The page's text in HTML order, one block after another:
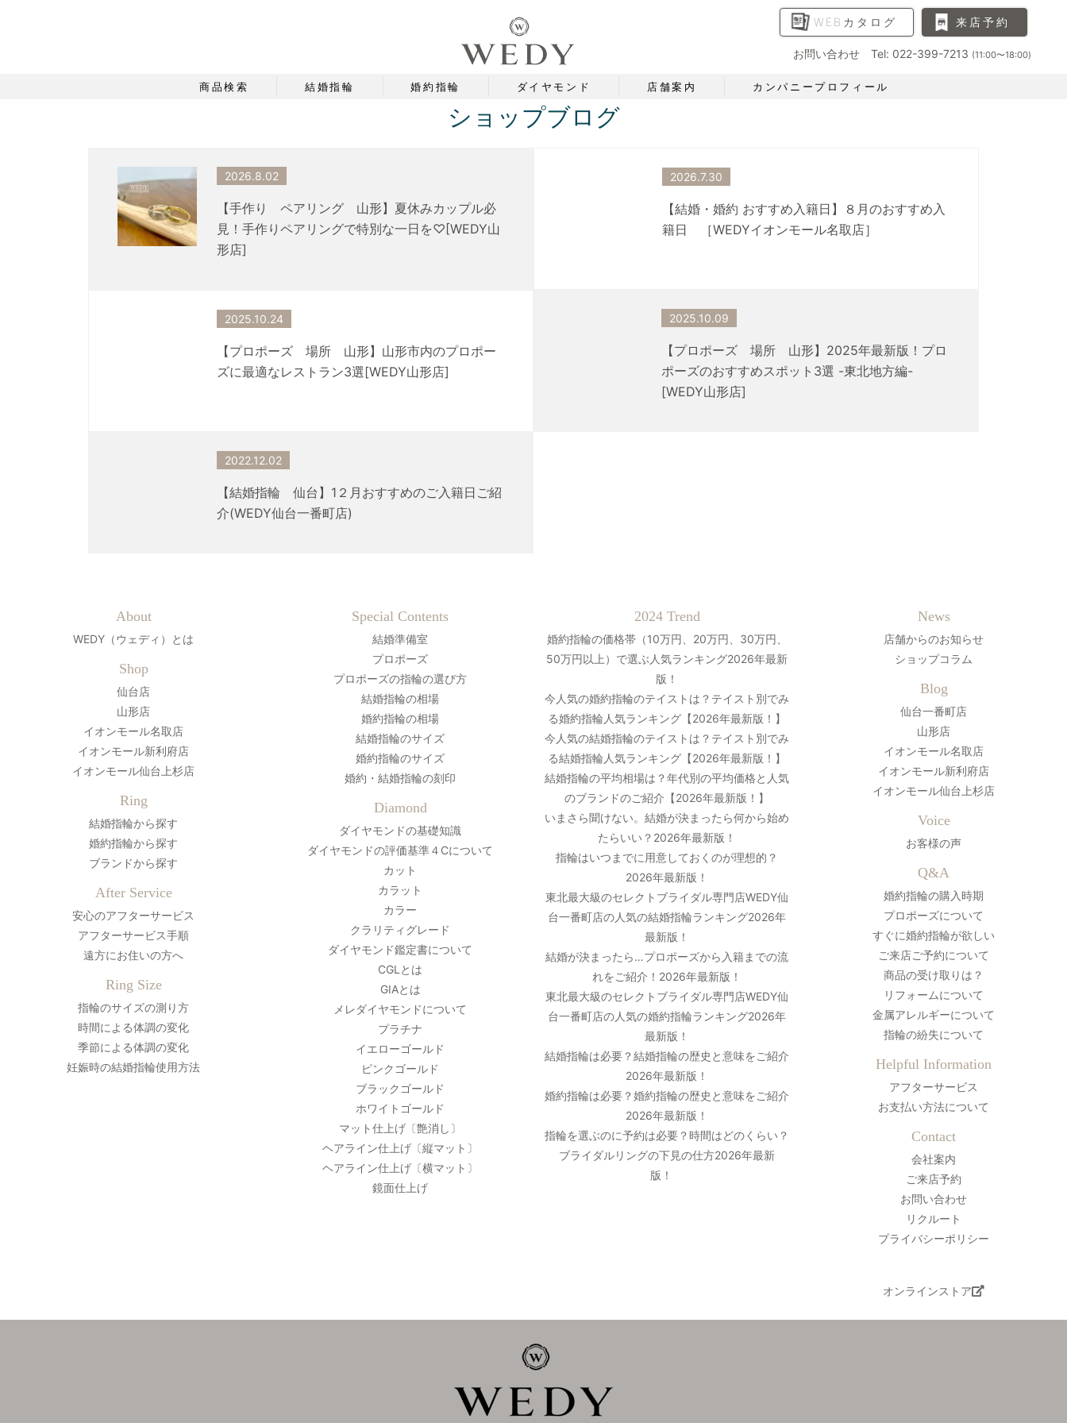
WEBカタログ 来店予約
お問い合わせ Tel: 022-399-7213 (11:00〜18:00)
商品検索 結婚指輪 婚約指輪 ダイヤモンド 店舗案内 カンパニープロフィール
ショップブログ
2026.8.02
【手作り ペアリング 山形】夏休みカップル必
見！手作りペアリングで特別な一日を♡[WEDY山
形店]
2026.7.30
【結婚・婚約 おすすめ入籍日】８月のおすすめ入
籍日 ［WEDYイオンモール名取店］
2025.10.24
【プロポーズ 場所 山形】山形市内のプロポー
ズに最適なレストラン3選[WEDY山形店]
2025.10.09
【プロポーズ 場所 山形】2025年最新版！プロ
ポーズのおすすめスポット3選 -東北地方編-
[WEDY山形店]
2022.12.02
【結婚指輪 仙台】1２月おすすめのご入籍日ご紹
介(WEDY仙台一番町店)
About
WEDY（ウェディ）とは
Shop
仙台店
山形店
イオンモール名取店
イオンモール新利府店
イオンモール仙台上杉店
Ring
結婚指輪から探す
婚約指輪から探す
ブランドから探す
After Service
安心のアフターサービス
アフターサービス手順
遠方にお住いの方へ
Ring Size
指輪のサイズの測り方
時間による体調の変化
季節による体調の変化
妊娠時の結婚指輪使用方法
Special Contents
結婚準備室
プロポーズ
プロポーズの指輪の選び方
結婚指輪の相場
婚約指輪の相場
結婚指輪のサイズ
婚約指輪のサイズ
婚約・結婚指輪の刻印
Diamond
ダイヤモンドの基礎知識
ダイヤモンドの評価基準４Cについて
カット
カラット
カラー
クラリティグレード
ダイヤモンド鑑定書について
CGLとは
GIAとは
メレダイヤモンドについて
プラチナ
イエローゴールド
ピンクゴールド
ブラックゴールド
ホワイトゴールド
マット仕上げ〔艶消し〕
ヘアライン仕上げ〔縦マット〕
ヘアライン仕上げ〔横マット〕
鏡面仕上げ
2024 Trend
婚約指輪の価格帯（10万円、20万円、30万円、
50万円以上）で選ぶ人気ランキング2026年最新
版！
今人気の婚約指輪のテイストは？テイスト別でみ
る婚約指輪人気ランキング【2026年最新版！】
今人気の結婚指輪のテイストは？テイスト別でみ
る結婚指輪人気ランキング【2026年最新版！】
結婚指輪の平均相場は？年代別の平均価格と人気
のブランドのご紹介【2026年最新版！】
いまさら聞けない。結婚が決まったら何から始め
たらいい？2026年最新版！
指輪はいつまでに用意しておくのが理想的？
2026年最新版！
東北最大級のセレクトブライダル専門店WEDY仙
台一番町店の人気の結婚指輪ランキング2026年
最新版！
結婚が決まったら…プロポーズから入籍までの流
れをご紹介！2026年最新版！
東北最大級のセレクトブライダル専門店WEDY仙
台一番町店の人気の婚約指輪ランキング2026年
最新版！
結婚指輪は必要？結婚指輪の歴史と意味をご紹介
2026年最新版！
婚約指輪は必要？婚約指輪の歴史と意味をご紹介
2026年最新版！
指輪を選ぶのに予約は必要？時間はどのくらい？
ブライダルリングの下見の仕方2026年最新
版！
News
店舗からのお知らせ
ショップコラム
Blog
仙台一番町店
山形店
イオンモール名取店
イオンモール新利府店
イオンモール仙台上杉店
Voice
お客様の声
Q&A
婚約指輪の購入時期
プロポーズについて
すぐに婚約指輪が欲しい
ご来店ご予約について
商品の受け取りは？
リフォームについて
金属アレルギーについて
指輪の紛失について
Helpful Information
アフターサービス
お支払い方法について
Contact
会社案内
ご来店予約
お問い合わせ
リクルート
プライバシーポリシー
オンラインストア